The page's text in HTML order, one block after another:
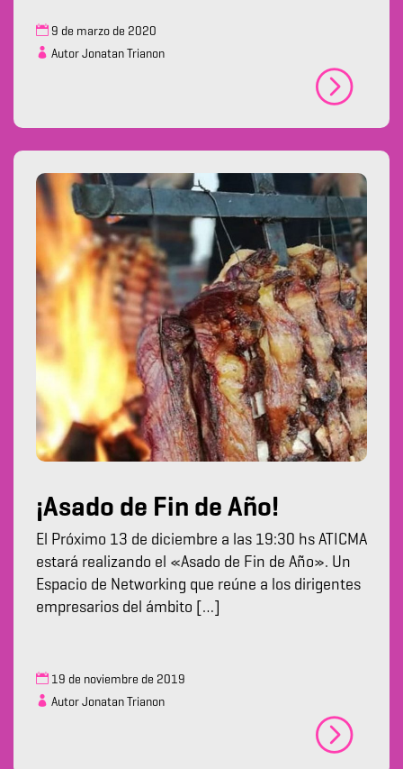
9 de marzo de 2020
Autor Jonatan Trianon
¡Asado de Fin de Año!
El Próximo 13 de diciembre a las 19:30 hs ATICMA
estará realizando el «Asado de Fin de Año». Un
Espacio de Networking que reúne a los dirigentes
empresarios del ámbito […]
19 de noviembre de 2019
Autor Jonatan Trianon